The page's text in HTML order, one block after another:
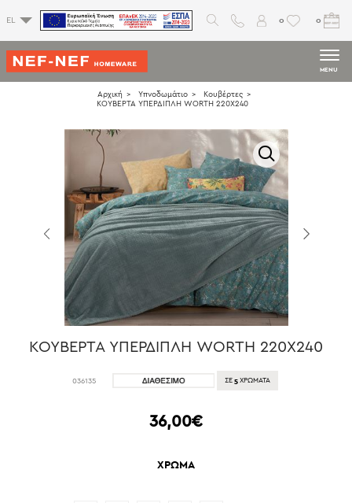
EL 0 0
MENU
Αρχική Υπνοδωμάτιο
Κουβέρτες
ΚΟΥΒΕΡΤΑ ΥΠΕΡΔΙΠΛΗ WORTH 220X240
ΚΟΥΒΕΡΤΑ ΥΠΕΡΔΙΠΛΗ WORTH 220X240
036135 ΣΕ 5 ΧΡΩΜΑΤΑ
36,00€
ΧΡΩΜΑ